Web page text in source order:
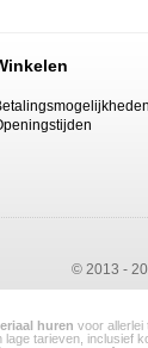
kan ook
vrijwel alleen het
een stevig stalen
kunt u ook
© 2013 -
huren voor allerlei
tarieven,